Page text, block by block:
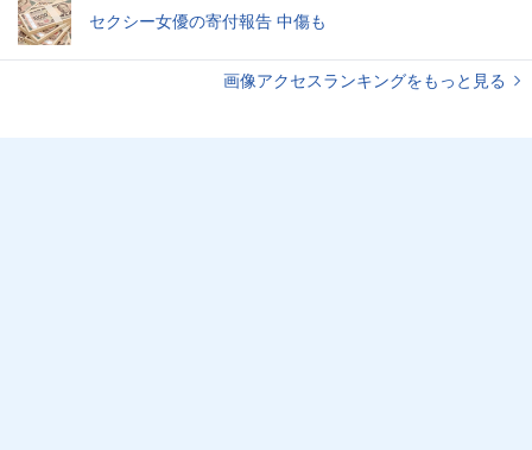
セクシー女優の寄付報告 中傷も
画像アクセスランキングをもっと見る